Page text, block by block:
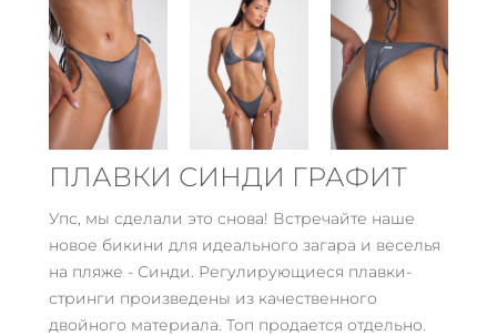
ПЛАВКИ СИНДИ ГРАФИТ
Упс, мы сделали это снова! Встречайте наше
новое бикини для идеального загара и веселья
на пляже - Синди. Регулирующиеся плавки-
стринги произведены из качественного
двойного материала. Топ продается отдельно.